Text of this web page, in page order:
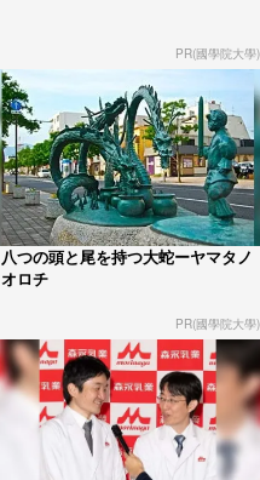
PR(國學院大學)
八つの頭と尾を持つ大蛇ーヤマタノ
オロチ
PR(國學院大學)